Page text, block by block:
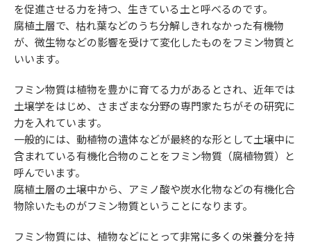
を促進させる力を持つ、生きている土と呼べるのです。
腐植土層で、枯れ葉などのうち分解しきれなかった有機物
が、微生物などの影響を受けて変化したものをフミン物質と
いいます。
フミン物質は植物を豊かに育てる力があるとされ、近年では
土壌学をはじめ、さまざまな分野の専門家たちがその研究に
力を入れています。
一般的には、動植物の遺体などが最終的な形として土壌中に
含まれている有機化合物のことをフミン物質（腐植物質）と
呼んでいます。
腐植土層の土壌中から、アミノ酸や炭水化物などの有機化合
物除いたものがフミン物質ということになります。
フミン物質には、植物などにとって非常に多くの栄養分を持